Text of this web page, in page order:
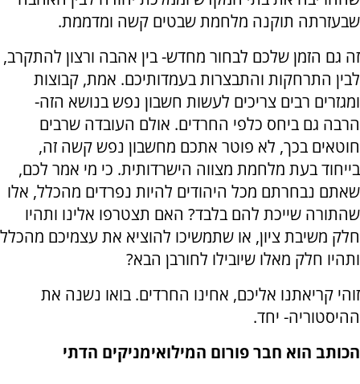
שבעזרתה תוקנה מלחמת שבטים קשה ומדממת.
זה גם הזמן שלכם לבחור מחדש- בין אהבה ורצון להתקרב,
לבין התרחקות והתבצרות בעמדותיכם. אמת, קבוצות
ומגזרים רבים צריכים לעשות חשבון נפש בנושא הזה-
הרבה גם ביחס כלפי החרדים. אולם העובדה שרבים
חוטאים בכך, לא פוטר אתכם מחשבון נפש קשה זה,
בייחוד בעת מלחמת מצווה הישרדותית. כי מי אמר לכם,
שאתם נבחרתם מכל היהודים להיות נפרדים מהכלל, אלו
שהתורה שייכת להם בלבד? האם תצטרפו אלינו ותהיו
חלק משיבת ציון, או שתמשיכו להוציא את עצמיכם מהכלל
ותהיו חלק מאלו שיובילו לחורבן הבא?
זוהי קריאתנו אליכם, אחינו החרדים. בואו נשנה את
ההיסטוריה- יחד.
הכותב הוא חבר פורום המילואימניקים הדתי